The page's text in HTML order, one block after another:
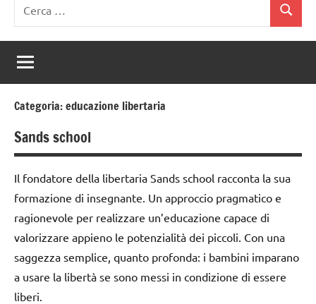
per:
Cerca
Categoria:educazione libertaria
Sands school
Il fondatore della libertaria Sands school racconta la sua
formazione di insegnante. Un approccio pragmatico e
ragionevole per realizzare un’educazione capace di
valorizzare appieno le potenzialità dei piccoli. Con una
saggezza semplice, quanto profonda: i bambini imparano
a usare la libertà se sono messi in condizione di essere
liberi.